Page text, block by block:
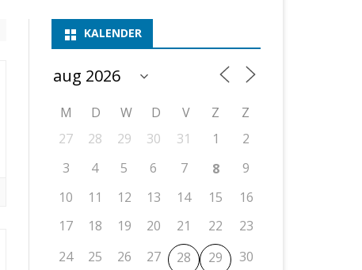
VAN SCHAAKCLUB
ASSEN 2
ASSEN 3
ASSEN I
ASSEN II
NOSBO-BEKER OPEN
T/M 1900
T/M 1700
KNSB-COMPETITIE
NOSBO-COMPETITIE
KNSB-JEUGDCOMPETITIE
KALENDER
M D W D V Z
Z
27
28 29 30 31 1
2
3
4 5 6 7 8
9
10
11 12 13 14 15
16
17
18 19 20 21 22
23
24
25 26 27 28 29
30